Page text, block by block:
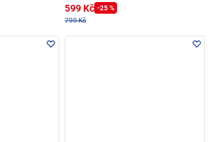
599 Kč -25 %
799 Kč